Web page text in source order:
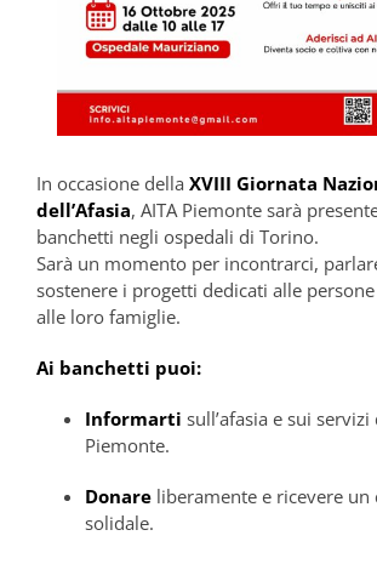
In occasione della XVIII Giornata
dell’Afasia, AITA Piemonte sarà
banchetti negli ospedali di Torino.
Sarà un momento per incontrarci,
sostenere i progetti dedicati alle
alle loro famiglie.
Ai banchetti puoi:
Informarti sull’afasia e sui servizi
Piemonte.
Donare liberamente e ricevere un
solidale.